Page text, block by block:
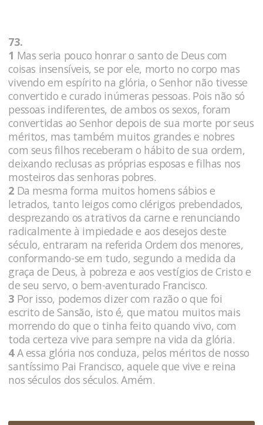
73.
1 Mas seria pouco honrar o santo de Deus com
coisas insensíveis, se por ele, morto no corpo mas
vivendo em espírito na glória, o Senhor não tivesse
convertido e curado inúmeras pessoas. Pois não só
pessoas indiferentes, de ambos os sexos, foram
convertidas ao Senhor depois de sua morte por seus
méritos, mas também muitos grandes e nobres
com seus filhos receberam o hábito de sua ordem,
deixando reclusas as próprias esposas e filhas nos
mosteiros das senhoras pobres.
2 Da mesma forma muitos homens sábios e
letrados, tanto leigos como clérigos prebendados,
desprezando os atrativos da carne e renunciando
radicalmente à impiedade e aos desejos deste
século, entraram na referida Ordem dos menores,
conformando-se em tudo, segundo a medida da
graça de Deus, à pobreza e aos vestígios de Cristo e
de seu servo, o bem-aventurado Francisco.
3 Por isso, podemos dizer com razão o que foi
escrito de Sansão, isto é, que matou muitos mais
morrendo do que o tinha feito quando vivo, com
toda certeza vive para sempre na vida da glória.
4A essa glória nos conduza, pelos méritos de nosso
santíssimo Pai Francisco, aquele que vive e reina
nos séculos dos séculos. Amém.